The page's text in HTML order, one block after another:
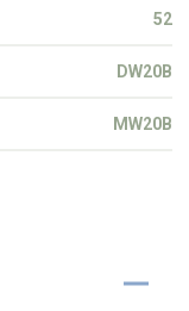
52
DW20B
MW20B